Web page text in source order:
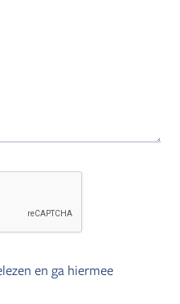
en ga hiermee